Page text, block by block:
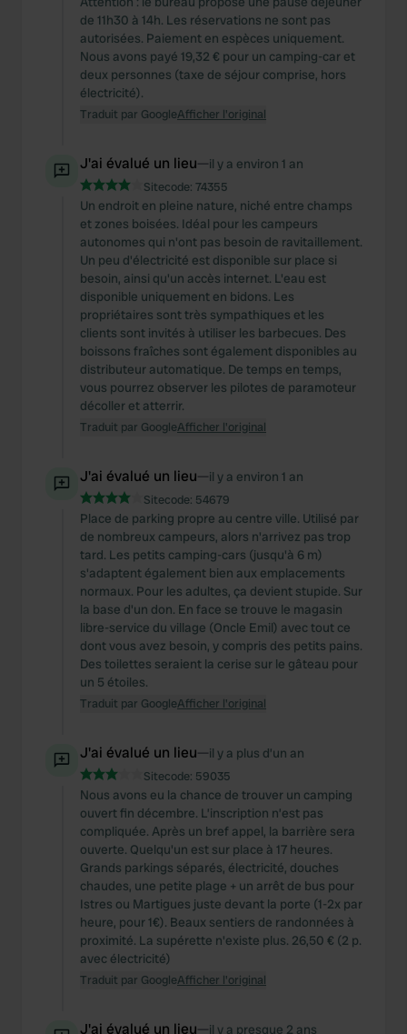
de 11h30 à 14h. Les réservations ne sont pas
autorisées. Paiement en espèces uniquement.
Nous avons payé 19,32 € pour un camping-car et
deux personnes (taxe de séjour comprise, hors
électricité).
Traduit par GoogleAfficher l'original
J'ai évalué un lieu—il y a environ 1 an
Sitecode: 74355
Un endroit en pleine nature, niché entre champs
et zones boisées. Idéal pour les campeurs
autonomes qui n'ont pas besoin de ravitaillement.
Un peu d'électricité est disponible sur place si
besoin, ainsi qu'un accès internet. L'eau est
disponible uniquement en bidons. Les
propriétaires sont très sympathiques et les
clients sont invités à utiliser les barbecues. Des
boissons fraîches sont également disponibles au
distributeur automatique. De temps en temps,
vous pourrez observer les pilotes de paramoteur
décoller et atterrir.
Traduit par GoogleAfficher l'original
J'ai évalué un lieu—il y a environ 1 an
Sitecode: 54679
Place de parking propre au centre ville. Utilisé par
de nombreux campeurs, alors n'arrivez pas trop
tard. Les petits camping-cars (jusqu'à 6 m)
s'adaptent également bien aux emplacements
normaux. Pour les adultes, ça devient stupide. Sur
la base d'un don. En face se trouve le magasin
libre-service du village (Oncle Emil) avec tout ce
dont vous avez besoin, y compris des petits pains.
Des toilettes seraient la cerise sur le gâteau pour
un 5 étoiles.
Traduit par GoogleAfficher l'original
J'ai évalué un lieu—il y a plus d’un an
Sitecode: 59035
Nous avons eu la chance de trouver un camping
ouvert fin décembre. L’inscription n’est pas
compliquée. Après un bref appel, la barrière sera
ouverte. Quelqu'un est sur place à 17 heures.
Grands parkings séparés, électricité, douches
chaudes, une petite plage + un arrêt de bus pour
Istres ou Martigues juste devant la porte (1-2x par
heure, pour 1€). Beaux sentiers de randonnées à
proximité. La supérette n'existe plus. 26,50 € (2 p.
avec électricité)
Traduit par GoogleAfficher l'original
J'ai évalué un lieu—il y a presque 2 ans